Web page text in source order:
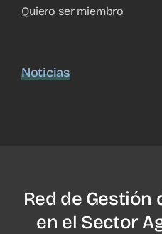
Quiero ser miembro
Noticias
Red de Gestión
en el Sector